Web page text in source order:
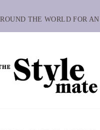
THE WORLD FOR